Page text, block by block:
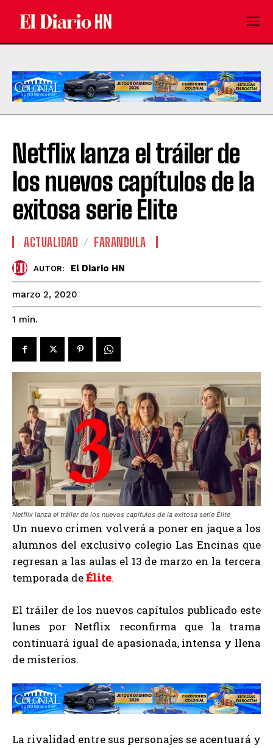
Netflix lanza el tráiler de
los nuevos capítulos de la
exitosa serie Élite
ACTUALIDAD FARANDULA
AUTOR: El Diario HN
marzo 2, 2020
1 min.
Netflix lanza el tráiler de los nuevos capítulos de la exitosa serie Élite
Un nuevo crimen volverá a poner en jaque a los
alumnos del exclusivo colegio Las Encinas que
regresan a las aulas el 13 de marzo en la tercera
temporada deÉlite.
El tráiler de los nuevos capítulos publicado este
lunes por Netflix reconfirma que la trama
continuará igual de apasionada, intensa y llena
de misterios.
La rivalidad entre sus personajes se acentuará y